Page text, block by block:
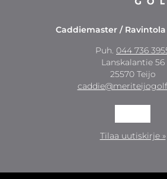
Caddiemaster /
Puh. 044 736
Lanskalantie 56
25570 Teijo
Tilaa uutiskirje »